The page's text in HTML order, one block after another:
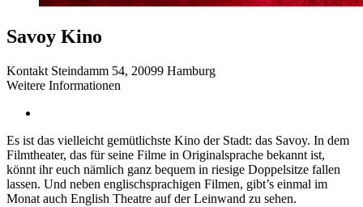
Savoy Kino
Kontakt Steindamm 54, 20099 Hamburg
Weitere Informationen
Es ist das vielleicht gemütlichste Kino der Stadt: das Savoy. In dem
Filmtheater, das für seine Filme in Originalsprache bekannt ist,
könnt ihr euch nämlich ganz bequem in riesige Doppelsitze fallen
lassen. Und neben englischsprachigen Filmen, gibt’s einmal im
Monat auch English Theatre auf der Leinwand zu sehen.